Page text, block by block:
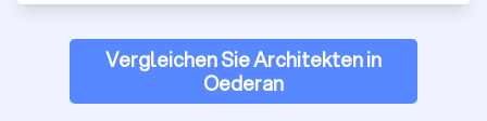
Vergleichen Sie Architekten in
Oederan